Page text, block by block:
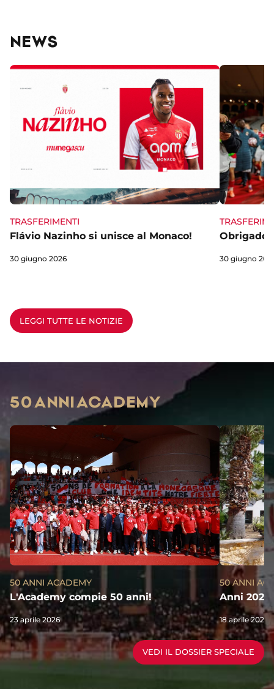
NEWS
TRASFERIMENTI
Flávio Nazinho si unisce al Monaco!
30 giugno 2026
Obrigado
30 giugno
LEGGI TUTTE LE NOTIZIE
50 ANNI ACADEMY
50 ANNI ACADEMY
L'Academy compie 50 anni!
23 aprile 2026
50 ANNI
Anni
18 aprile 2026
VEDI IL DOSSIER SPECIALE